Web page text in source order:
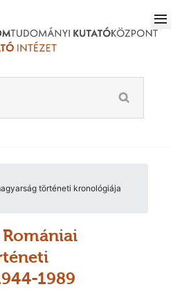
történeti kronológiája
1989